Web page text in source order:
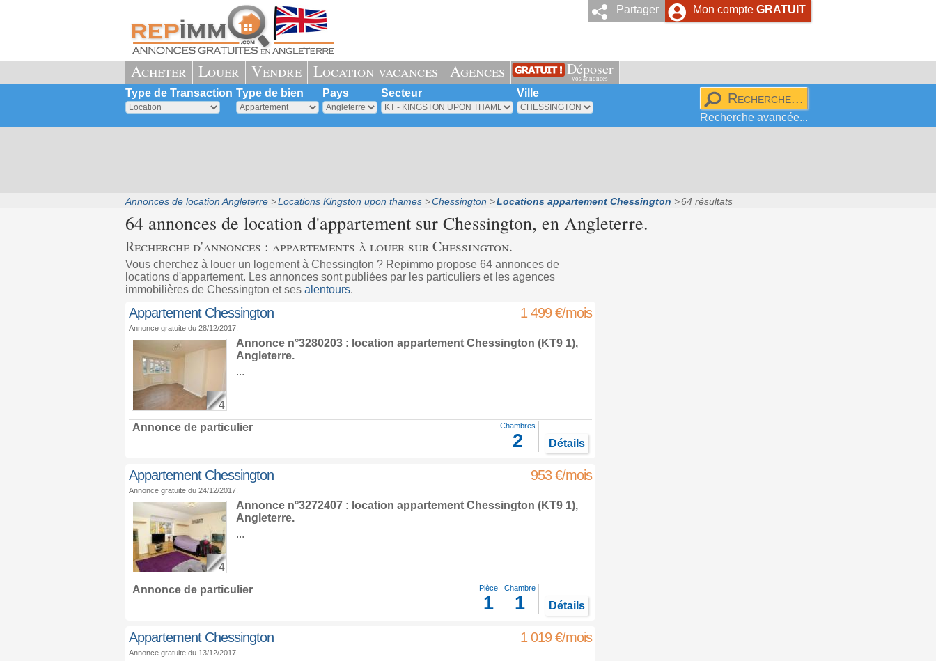
Mon compte GRATUIT
Partager
Acheter Louer Vendre Location vacances Agences Déposer
vos annonces
Type de Transaction Type de bien Pays Secteur Ville
Recherche avancée...
Annonces de location Angleterre Locations Kingston upon thames Chessington Locations appartement Chessington 64 résultats
64 annonces de location d'appartement sur Chessington, en Angleterre.
Recherche d'annonces : appartements à louer sur Chessington.
Vous cherchez à louer un logement à Chessington ? Repimmo propose 64 annonces de
locations d'appartement. Les annonces sont publiées par les particuliers et les agences
immobilières de Chessington et ses alentours.
Appartement Chessington 1 499 €/mois
Annonce gratuite du 28/12/2017.
4
Annonce n°3280203 : location appartement Chessington (KT9 1),
Angleterre.
...
Annonce de particulier Chambres
2 Détails
Appartement Chessington 953 €/mois
Annonce gratuite du 24/12/2017.
4
Annonce n°3272407 : location appartement Chessington (KT9 1),
Angleterre.
...
Annonce de particulier Pièce
1
Chambre
1 Détails
Appartement Chessington 1 019 €/mois
Annonce gratuite du 13/12/2017.